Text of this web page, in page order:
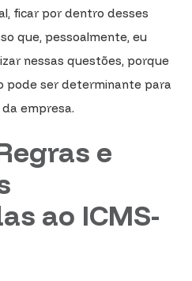
ficar por dentro desses
que, pessoalmente, eu
nessas questões, porque
pode ser determinante para
empresa.
e
ao ICMS-